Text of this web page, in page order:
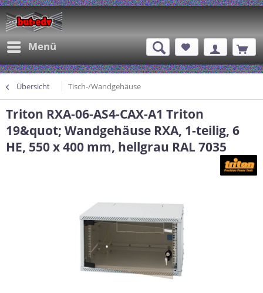
Menü
Übersicht Tisch-/Wandgehäuse
Triton RXA-06-AS4-CAX-A1 Triton
19&quot; Wandgehäuse RXA, 1-teilig, 6
HE, 550 x 400 mm, hellgrau RAL 7035